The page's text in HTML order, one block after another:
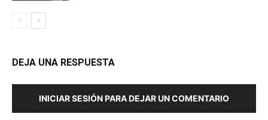
DEJA UNA RESPUESTA
INICIAR SESIÓN PARA DEJAR UN COMENTARIO